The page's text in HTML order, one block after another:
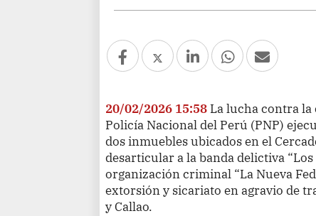
20/02/2026 15:58 La lucha contra
Policía Nacional del Perú (PNP)
dos inmuebles ubicados en el
desarticular a la banda delictiva
organización criminal “La Nueva
extorsión y sicariato en agravio de
y Callao.